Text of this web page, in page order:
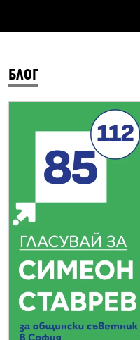
БЛОГ